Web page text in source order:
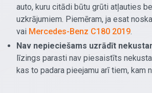
auto, kuru citādi būtu grūti atļauties
uzkrājumiem. Piemēram, ja esat
vai Mercedes-Benz C180 2019.
Nav nepieciešams uzrādīt
līzings parasti nav piesaistīts
kas to padara pieejamu arī tiem, kam